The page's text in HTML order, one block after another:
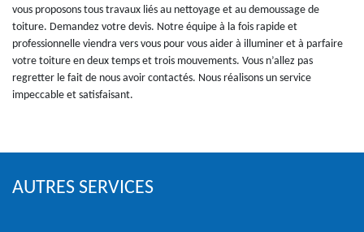
vous proposons tous travaux liés au nettoyage et au demoussage de
toiture. Demandez votre devis. Notre équipe à la fois rapide et
professionnelle viendra vers vous pour vous aider à illuminer et à parfaire
votre toiture en deux temps et trois mouvements. Vous n’allez pas
regretter le fait de nous avoir contactés. Nous réalisons un service
impeccable et satisfaisant.
AUTRES SERVICES